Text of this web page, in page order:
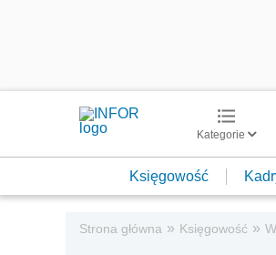
Kategorie
Księgowość
Strona główna » Księgowość »